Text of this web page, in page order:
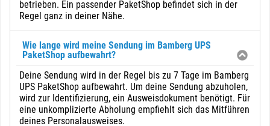
betrieben. Ein passender PaketShop befindet sich in der
Regel ganz in deiner Nähe.
Wie lange wird meine Sendung im Bamberg UPS
PaketShop aufbewahrt?
Deine Sendung wird in der Regel bis zu 7 Tage im Bamberg
UPS PaketShop aufbewahrt. Um deine Sendung abzuholen,
wird zur Identifizierung, ein Ausweisdokument benötigt. Für
eine unkomplizierte Abholung empfiehlt sich das Mitführen
deines Personalausweises.